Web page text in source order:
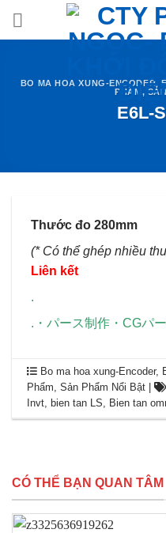
BO MA HOA XUNG-ENCODER ,
PHẨM ,
E6L-
Thước đo 280mm
(* Có thể ghép nhiều
Liên kết
.
. ・ パース制作 ・ CGパ
Bo ma hoa xung-Encoder,
Phẩm,Sản Phẩm Nổi Bật |
Invt, bien tan LS, Bien tan
CÓ THỂ BẠN QUAN TÂM